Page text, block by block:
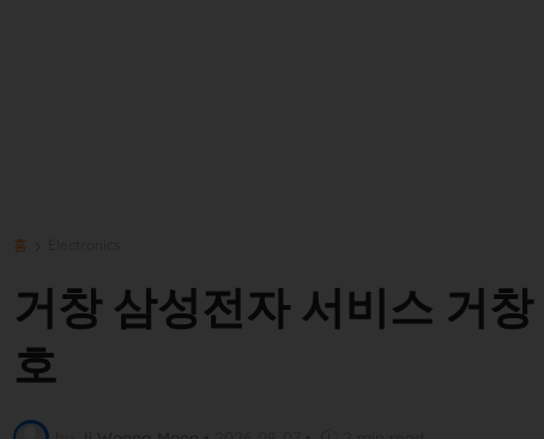
홈
거창 삼성전자 서비스 거
호